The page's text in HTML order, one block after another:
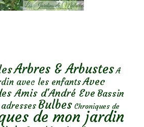
Arbres & Arbustes A
avec les enfantsAvec
Amis d'André Eve Bassin
adresses Bulbes Chroniques de
de mon jardin